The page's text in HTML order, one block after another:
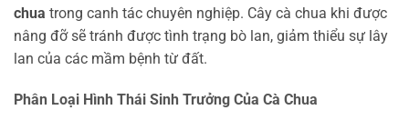
chua trong canh tác chuyên nghiệp. Cây cà chua khi được
nâng đỡ sẽ tránh được tình trạng bò lan, giảm thiểu sự lây
lan của các mầm bệnh từ đất.
Phân Loại Hình Thái Sinh Trưởng Của Cà Chua